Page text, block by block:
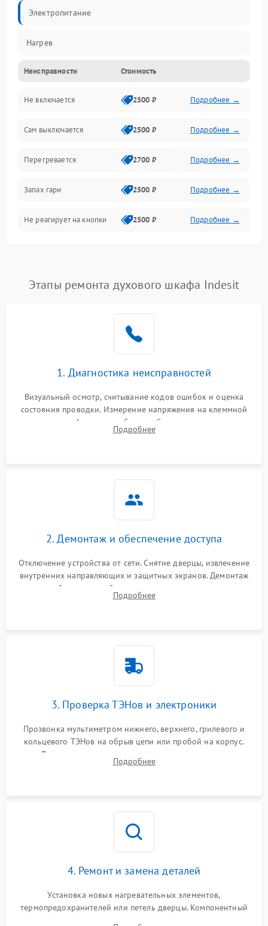
Электропитание
Нагрев
Неисправности Стоимость
Не включается 2500 ₽ Подробнее →
Сам выключается 2500 ₽ Подробнее →
Перегревается 2700 ₽ Подробнее →
Запах гари 2500 ₽ Подробнее →
Не реагирует на кнопки 2500 ₽ Подробнее →
Этапы ремонта духового шкафа Indesit
1. Диагностика неисправностей
Визуальный осмотр, считывание кодов ошибок и оценка
состояния проводки. Измерение напряжения на клеммной
колодке. Анализ жалоб на проблемы с нагревом,
конвекцией, панелью управления или блокировкой дверцы.
Подробнее
2. Демонтаж и обеспечение доступа
Отключение устройства от сети. Снятие дверцы, извлечение
внутренних направляющих и защитных экранов. Демонтаж
задней или верхней панели для прямого доступа к
нагревательным элементам, плате и вентиляторам.
Подробнее
3. Проверка ТЭНов и электроники
Прозвонка мультиметром нижнего, верхнего, грилевого и
кольцевого ТЭНов на обрыв цепи или пробой на корпус.
Диагностика термостата, датчиков температуры,
переключателя режимов и мотора конвекции.
Подробнее
4. Ремонт и замена деталей
Установка новых нагревательных элементов,
термопредохранителей или петель дверцы. Компонентный